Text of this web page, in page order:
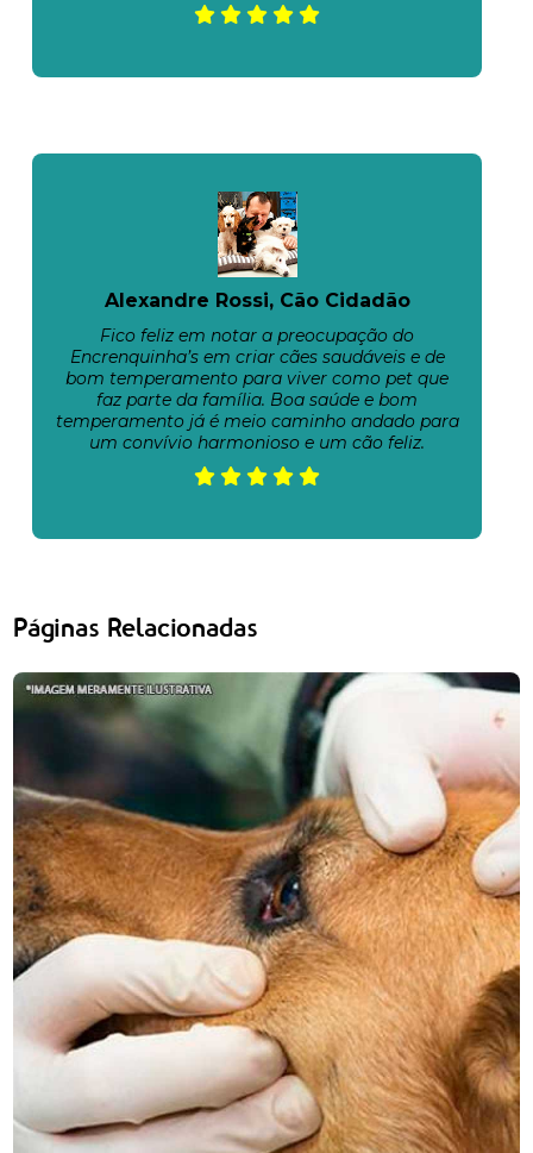
Alexandre Rossi, Cão Cidadão
Fico feliz em notar a preocupação do
Encrenquinha’s em criar cães saudáveis e de
bom temperamento para viver como pet que
faz parte da família. Boa saúde e bom
temperamento já é meio caminho andado para
um convívio harmonioso e um cão feliz.
Páginas Relacionadas